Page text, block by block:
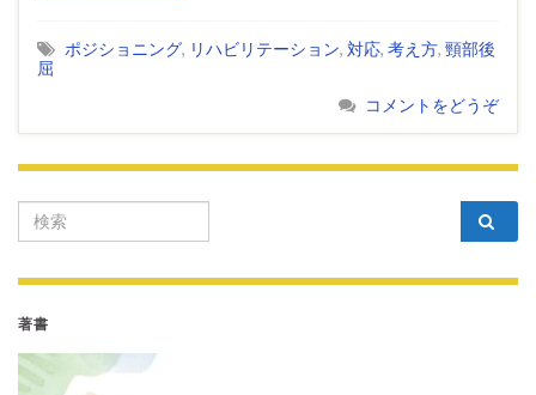
ポジショニング, リハビリテーション, 対応, 考え方, 頸部後
屈
コメントをどうぞ
Search for:
著書